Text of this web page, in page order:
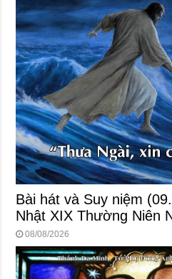
Bài hát và Suy niệm
Nhật XIX Thường Niên
08/08/2026